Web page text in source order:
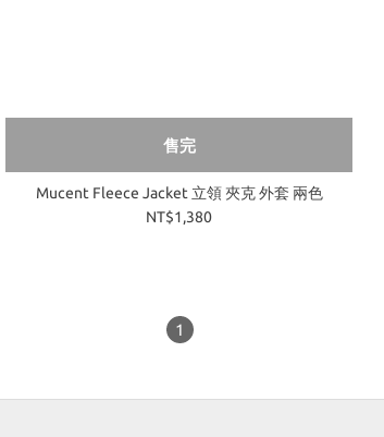
售完
Mucent Fleece Jacket 立領 夾克 外套 兩色
NT$1,380
1